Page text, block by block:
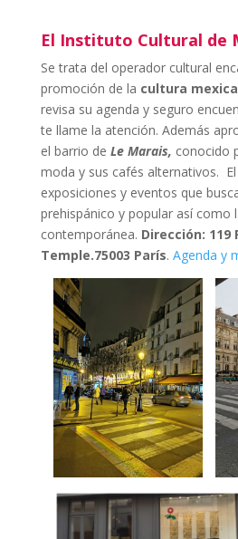
El Instituto Cultural de
Se trata del operador cultural
promoción de la cultura
revisa su agenda y seguro
te llame la atención. Además
el barrio de Le Marais, conocido
moda y sus cafés alternativos.
exposiciones y eventos que
prehispánico y popular así como
contemporánea. Dirección: 119
Temple.75003 París. Agenda y